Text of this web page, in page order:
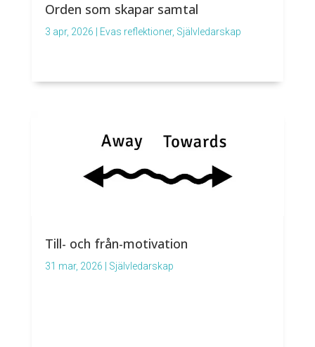
Orden som skapar samtal
3 apr, 2026 Evas reflektioner, Självledarskap
Till- och från-motivation
31 mar, 2026 Självledarskap